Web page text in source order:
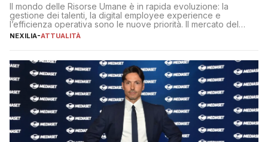
Il mondo delle Risorse Umane è in rapida evoluzione: la
gestione dei talenti, la digital employee experience e
l’efficienza operativa sono le nuove priorità. Il mercato del
lavoro, d’altra parte, è sempre più competitivo con una lotta
NEXILIA-ATTUALITÀ